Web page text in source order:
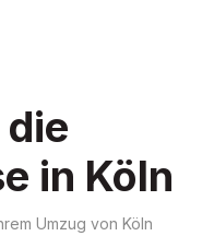
in Köln
Umzug von Köln